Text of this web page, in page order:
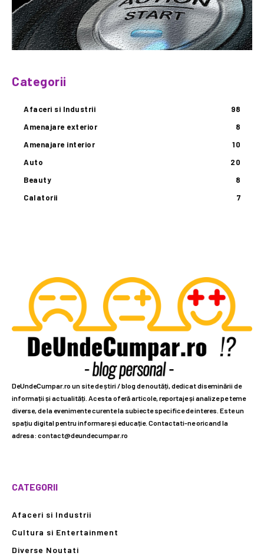
Categorii
Afaceri si Industrii
98
Amenajare exterior
8
Amenajare interior
10
Auto
20
Beauty
8
Calatorii
7
DeUndeCumpar.ro un site de știri / blog de noutăți, dedicat diseminării de
informații și actualități. Acesta oferă articole, reportaje și analize pe teme
diverse, de la evenimente curente la subiecte specifice de interes. Este un
spațiu digital pentru informare și educație. Contactati-ne oricand la
adresa: contact@deundecumpar.ro
CATEGORII
Afaceri si Industrii
Cultura si Entertainment
Diverse Noutati